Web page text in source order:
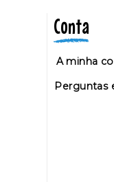
Conta
A minha
Perguntas